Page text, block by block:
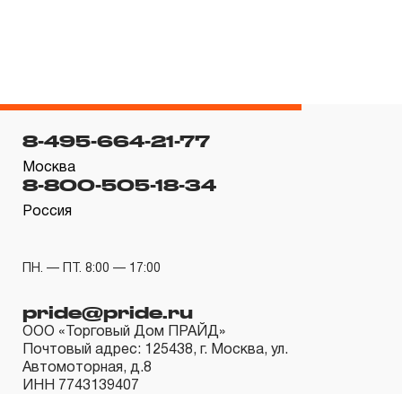
8-495-664-21-77
Москва
8-800-505-18-34
Россия
ПН. — ПТ. 8:00 — 17:00
pride@pride.ru
ООО «Торговый Дом ПРАЙД»
Почтовый адрес: 125438, г. Москва, ул.
Автомоторная, д.8
ИНН 7743139407